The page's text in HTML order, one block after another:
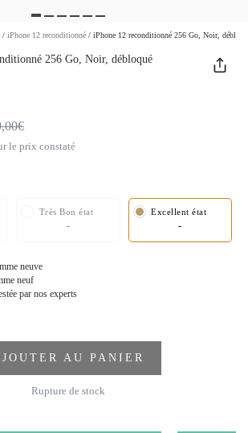
/ iPhone 12 reconditionné / iPhone 12 reconditionné 256 Go, Noir,
256 Go, Noir, débloqué
le prix constaté
Très Bon état
-
Excellent état
-
neuve
neuf
par nos experts
AU PANIER
Rupture de stock